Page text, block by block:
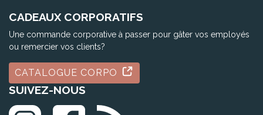
CADEAUX CORPORATIFS
Une commande corporative à passer pour gâter vos employés
ou remercier vos clients?
CATALOGUE CORPO
SUIVEZ-NOUS